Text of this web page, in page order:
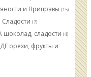
и Приправы (15)
(7)
шоколад, сладости (4)
орехи, фрукты и